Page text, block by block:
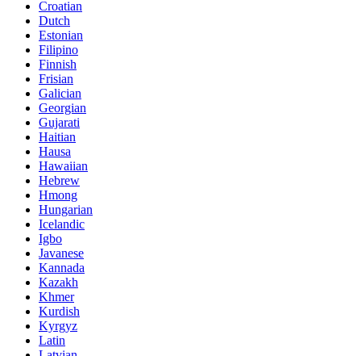
Croatian
Dutch
Estonian
Filipino
Finnish
Frisian
Galician
Georgian
Gujarati
Haitian
Hausa
Hawaiian
Hebrew
Hmong
Hungarian
Icelandic
Igbo
Javanese
Kannada
Kazakh
Khmer
Kurdish
Kyrgyz
Latin